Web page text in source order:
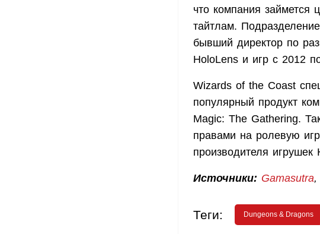
что компания займется
тайтлам.
бывший директор по
HoloLens и игр с 2012
Wizards of the Coast
популярный продукт
Magic: The Gathering.
правами на ролевую
производителя игрушек
Источники: Gamasutra,
Теги: Dungeons & Dragons